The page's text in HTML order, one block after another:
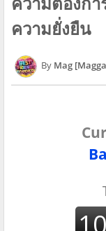
ความยั่งยืน
Mag